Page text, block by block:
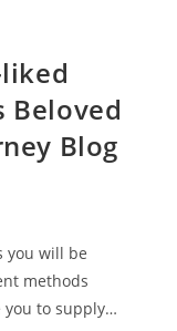
Beloved
Blog
you will be
methods
you to supply…